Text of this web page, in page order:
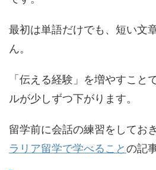
最初は単語だけでも、短い文
ん。
「伝える経験」を増やすこと
ルが少しずつ下がります。
留学前に会話の練習をしてお
ラリア留学で学べることの記